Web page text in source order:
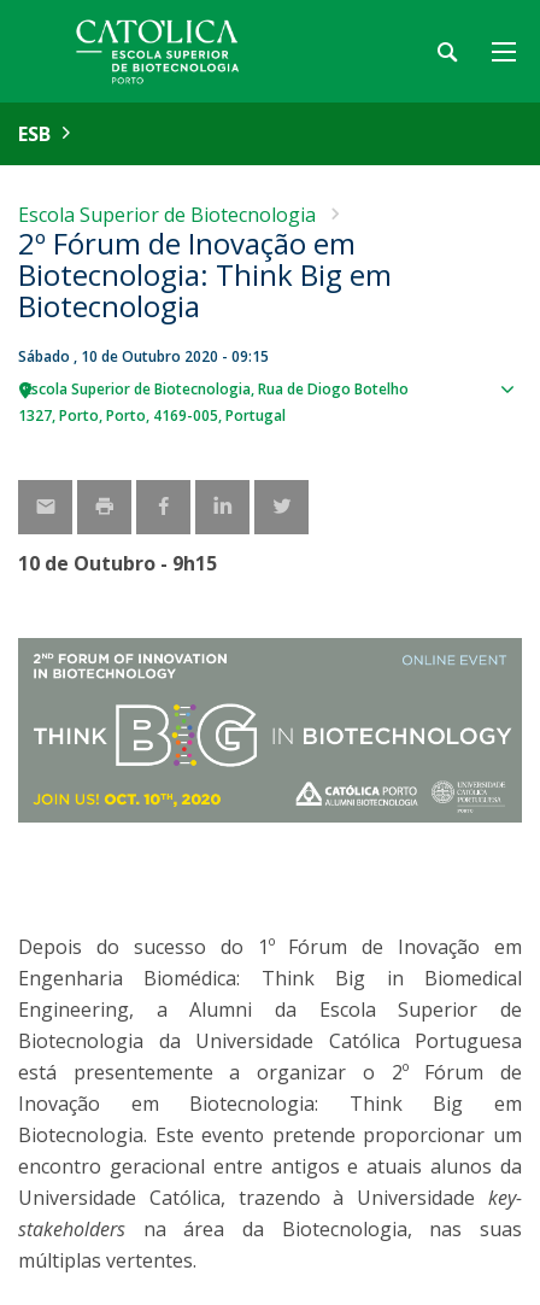
ESB
Escola Superior de Biotecnologia
2º Fórum de Inovação em
Biotecnologia: Think Big em
Biotecnologia
Sábado , 10 de Outubro 2020 - 09:15
Escola Superior de Biotecnologia Rua de Diogo Botelho
1327 Porto Porto 4169-005 Portugal
10 de Outubro - 9h15
Depois do sucesso do 1º Fórum de Inovação em
Engenharia Biomédica: Think Big in Biomedical
Engineering, a Alumni da Escola Superior de
Biotecnologia da Universidade Católica Portuguesa
está presentemente a organizar o 2º Fórum de
Inovação em Biotecnologia: Think Big em
Biotecnologia. Este evento pretende proporcionar um
encontro geracional entre antigos e atuais alunos da
Universidade Católica, trazendo à Universidade key-
stakeholders na área da Biotecnologia, nas suas
múltiplas vertentes.